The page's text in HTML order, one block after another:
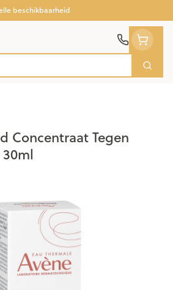
beschikbaarheid
Zoek
Concentraat Tegen